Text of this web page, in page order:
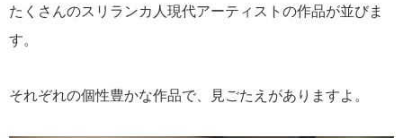
たくさんのスリランカ人現代アーティストの作品が並びま
す。
それぞれの個性豊かな作品で、見ごたえがありますよ。